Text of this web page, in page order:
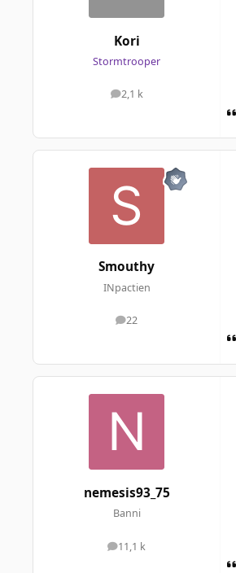
Kori
Stormtrooper
2,1 k
messages
Smouthy
INpactien
22
messages
nemesis93_75
Banni
11,1 k
messages